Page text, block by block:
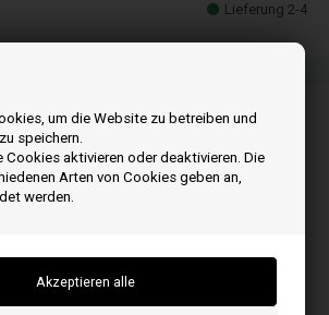
um die Website zu betreiben und
speichern.
Cookies aktivieren oder deaktivieren. Die
Arten von Cookies geben an,
werden.
Lieferung 2-4
für Opera Pelletofen